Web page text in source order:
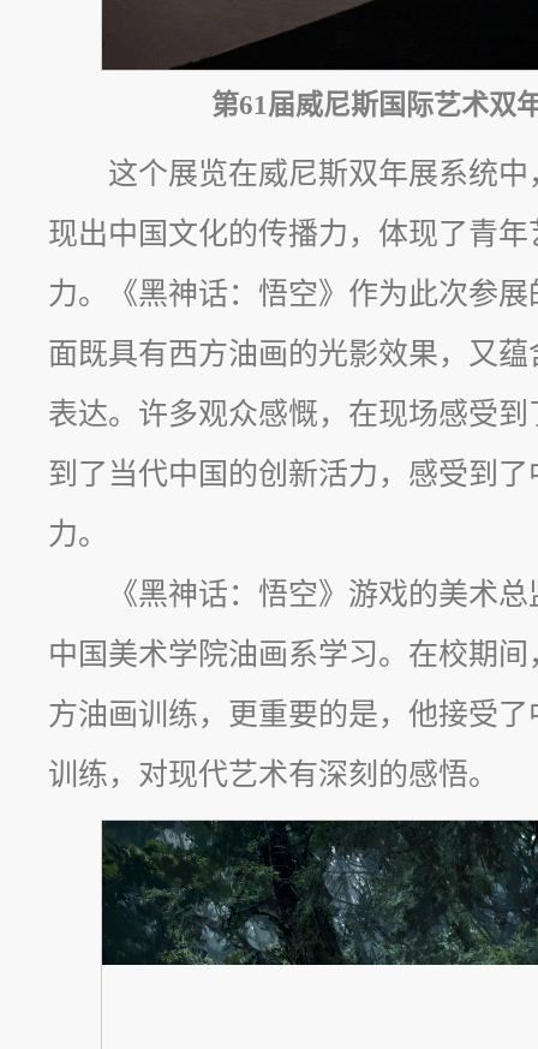
第61届威尼斯国际艺术双
这个展览在威尼斯双年展系统
现出中国文化的传播力，体现了青
力。《黑神话：悟空》作为此次参
面既具有西方油画的光影效果，又
表达。许多观众感慨，在现场感受
到了当代中国的创新活力，感受到
力。
《黑神话：悟空》游戏的美术
中国美术学院油画系学习。在校期
方油画训练，更重要的是，他接受
训练，对现代艺术有深刻的感悟。